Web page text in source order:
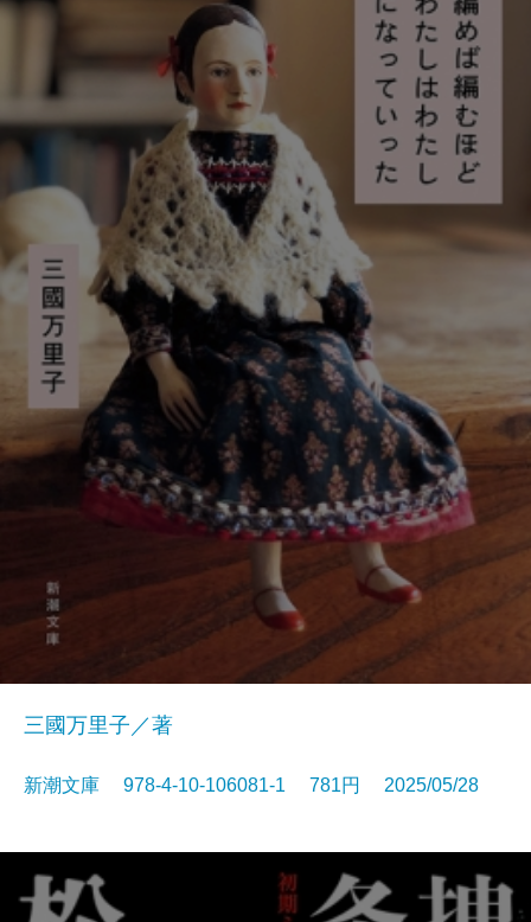
三國万里子／著
新潮文庫 978-4-10-106081-1 781円 2025/05/28